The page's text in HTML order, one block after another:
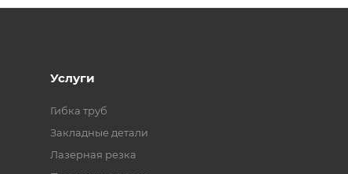
Услуги
Гибка труб
Закладные детали
Лазерная резка